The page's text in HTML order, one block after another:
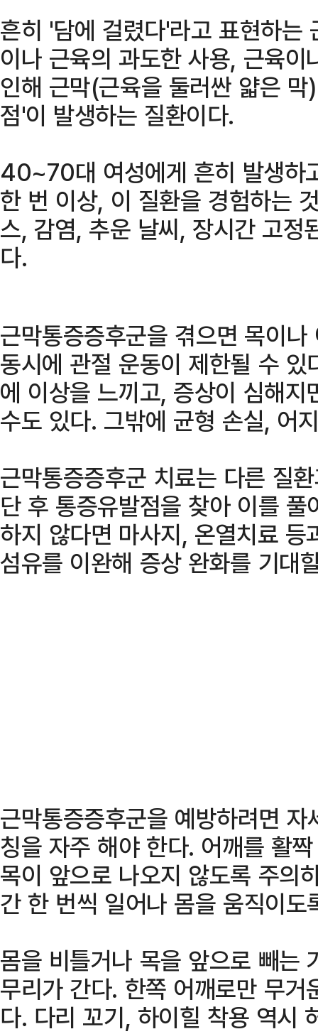
흔히 '담에 걸렸다'라고 표현하는
이나 근육의 과도한 사용, 근육
인해 근막(근육을 둘러싼 얇은
점'이 발생하는 질환이다.
40~70대 여성에게 흔히 발생하
한 번 이상, 이 질환을 경험하는
스, 감염, 추운 날씨, 장시간 고정
다.
근막통증증후군을 겪으면 목이
동시에 관절 운동이 제한될 수
에 이상을 느끼고, 증상이 심해
수도 있다. 그밖에 균형 손실, 어
근막통증증후군 치료는 다른 질
단 후 통증유발점을 찾아 이를
하지 않다면 마사지, 온열치료
섬유를 이완해 증상 완화를 기대
근막통증증후군을 예방하려면
칭을 자주 해야 한다. 어깨를 활
목이 앞으로 나오지 않도록 주의
간 한 번씩 일어나 몸을 움직이도
몸을 비틀거나 목을 앞으로 빼는
무리가 간다. 한쪽 어깨로만 무
다. 다리 꼬기, 하이힐 착용 역시